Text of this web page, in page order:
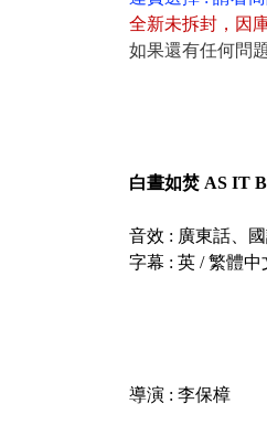
全新未拆封 ， 因
如果還有任何問
白晝如焚 AS IT
音效 : 廣東話、
字幕 : 英 / 繁體中
導演 : 李保樟